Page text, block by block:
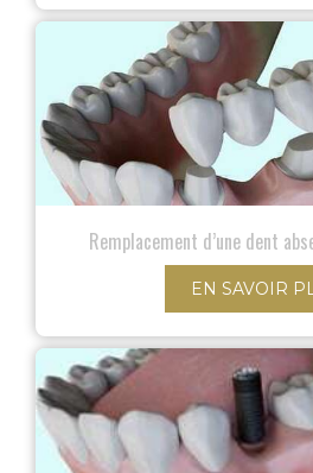
Remplacement d’une dent
EN SAVOIR